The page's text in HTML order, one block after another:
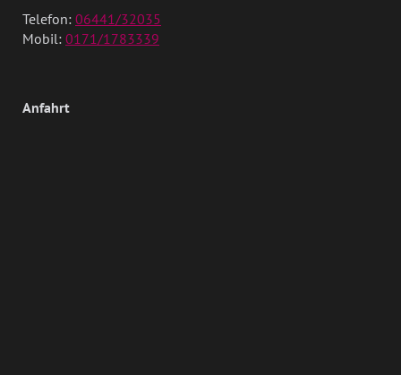
Telefon: 06441/32035
Mobil: 0171/1783339
Anfahrt